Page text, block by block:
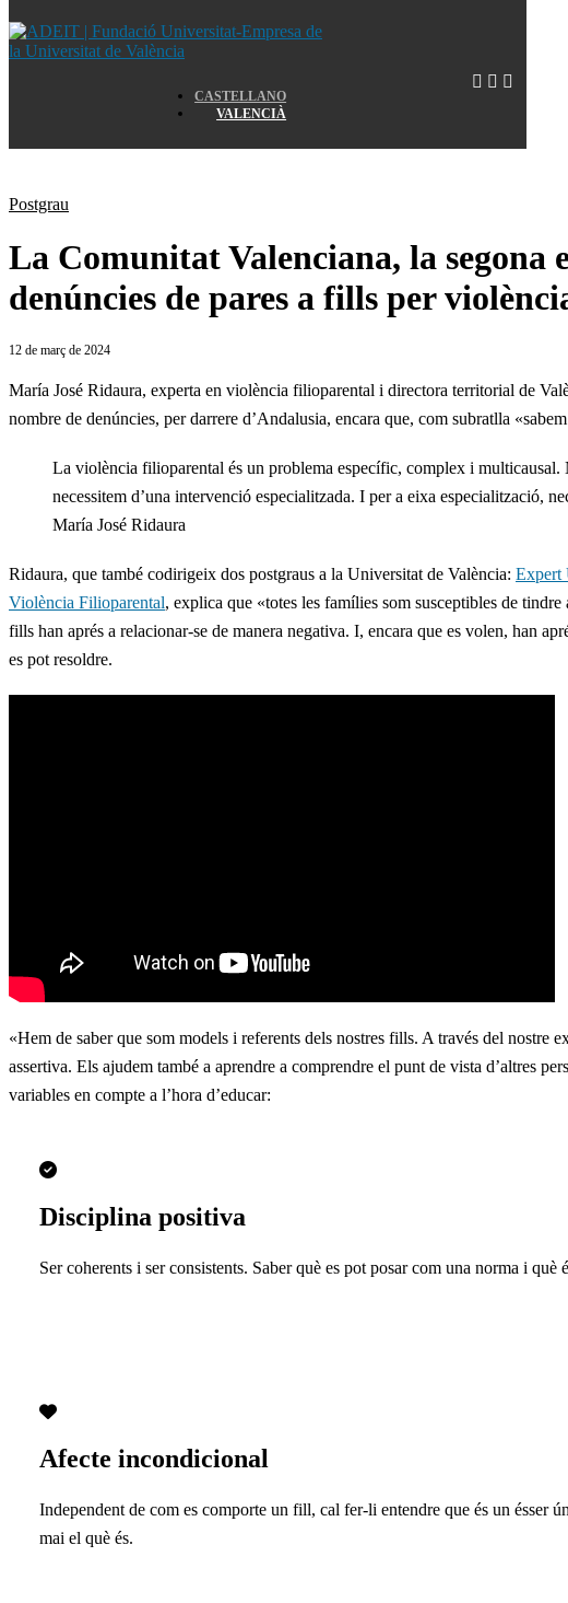
CASTELLANO
VALENCIÀ
Home
Postgrau
La Comunitat Valenciana, la segona
denúncies de pares a fills per
12 de març de 2024
María José Ridaura, experta en violència filioparental i directora territorial de
nombre de denúncies, per darrere d’Andalusia, encara que, com subratlla
La violència filioparental és un problema específic, complex i multicausal.
necessitem d’una intervenció especialitzada. I per a eixa especialització,
María José Ridaura
Ridaura, que també codirigeix dos postgraus a la Universitat de València: Expert
Violència Filioparental, explica que «totes les famílies som susceptibles de
fills han aprés a relacionar-se de manera negativa. I, encara que es volen, han
es pot resoldre.
«Hem de saber que som models i referents dels nostres fills. A través del nostre
assertiva. Els ajudem també a aprendre a comprendre el punt de vista d’altres
variables en compte a l’hora d’educar:
Disciplina positiva
Ser coherents i ser consistents. Saber què es pot posar com una norma i
Afecte incondicional
Independent de com es comporte un fill, cal fer-li entendre que és un ésser
mai el què és.